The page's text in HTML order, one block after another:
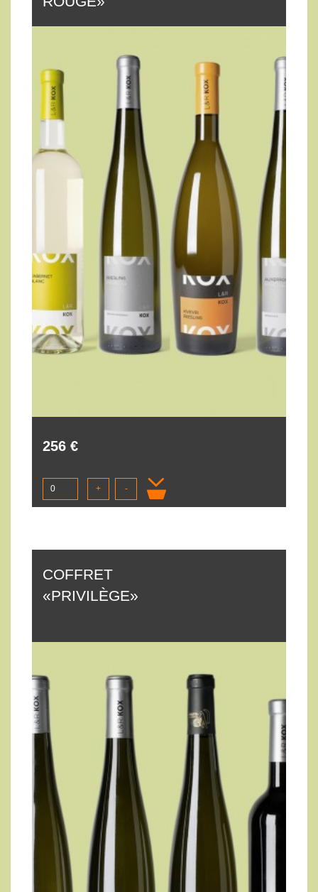
256 €
+ -
COFFRET
«PRIVILÈGE»